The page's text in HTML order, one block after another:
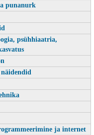
punanurk
psühhiaatria,
ja internet